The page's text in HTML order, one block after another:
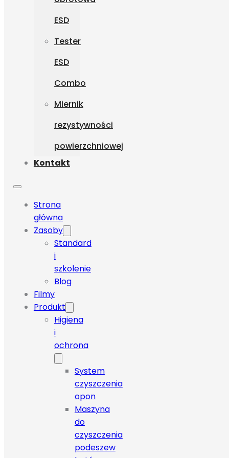
ESD
Tester
ESD
Combo
Miernik
rezystywności
powierzchniowej
Kontakt
Strona
główna
Zasoby
Standard
i
szkolenie
Blog
Filmy
Produkt
Higiena
i
ochrona
System
czyszczenia
opon
Maszyna
do
czyszczenia
podeszew